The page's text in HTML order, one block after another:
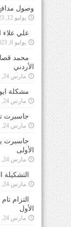
وصول مدافع
يوليو 12, 2023
علي علاء
يوليو 8, 2023
محمد
الأردني
مارس 24, 2021
مشكلة
مارس 24, 2021
جاسبرت
مارس 24, 2021
جاسبرت
الأولى
مارس 24, 2021
مارس 24, 2021
التزام
الأول
مارس 24, 2021